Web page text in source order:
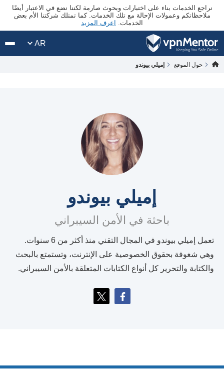
نراجع الخدمات بناء على اختبارات وبحوث صارمة لكننا نضع في الاعتبار أيضًا
ملاحظاتكم وعمولات الإحالة مع تلك الخدمات. كما تمتلك شركتنا الأم بعض
الخدمات. اعرف المزيد
AR
حول الموقع إميلي بيوندو
إميلي بيوندو
باحثة في الأمن السيبراني
تعمل إميلي بيوندو في المجال التقني منذ أكثر من 6 سنوات.
وهي شغوفة بحقوق الخصوصية على الإنترنت، وتستمتع بالبحث
والكتابة والتحرير كل أنواع الكتابات المتعلقة بالأمن السيبراني.